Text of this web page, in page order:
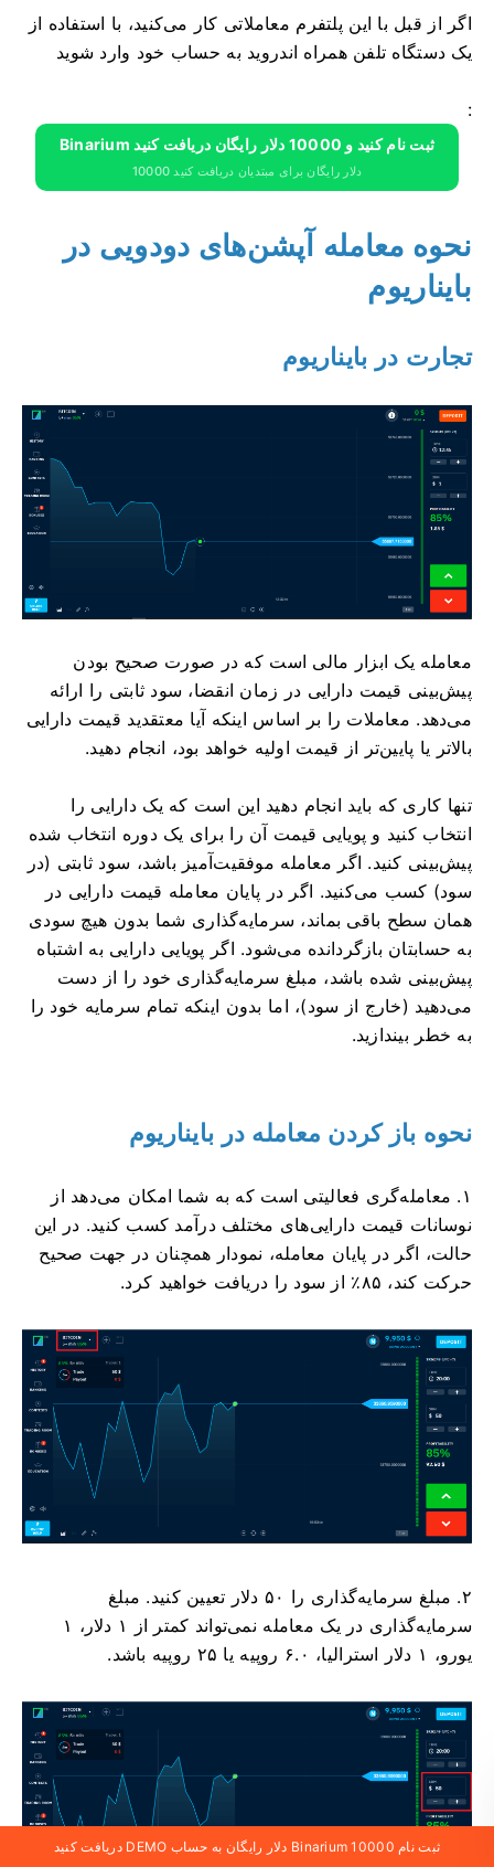
اگر از قبل با این پلتفرم معاملاتی کار می‌کنید، با استفاده از
یک دستگاه تلفن همراه اندروید به حساب خود وارد شوید
:
Binarium ثبت نام کنید و 10000 دلار رایگان دریافت کنید
10000 دلار رایگان برای مبتدیان دریافت کنید
نحوه معامله آپشن‌های دودویی در
بایناریوم
تجارت در بایناریوم
معامله یک ابزار مالی است که در صورت صحیح بودن
پیش‌بینی قیمت دارایی در زمان انقضا، سود ثابتی را ارائه
می‌دهد. معاملات را بر اساس اینکه آیا معتقدید قیمت دارایی
بالاتر یا پایین‌تر از قیمت اولیه خواهد بود، انجام دهید.
تنها کاری که باید انجام دهید این است که یک دارایی را
انتخاب کنید و پویایی قیمت آن را برای یک دوره انتخاب شده
پیش‌بینی کنید. اگر معامله موفقیت‌آمیز باشد، سود ثابتی (در
سود) کسب می‌کنید. اگر در پایان معامله قیمت دارایی در
همان سطح باقی بماند، سرمایه‌گذاری شما بدون هیچ سودی
به حسابتان بازگردانده می‌شود. اگر پویایی دارایی به اشتباه
پیش‌بینی شده باشد، مبلغ سرمایه‌گذاری خود را از دست
می‌دهید (خارج از سود)، اما بدون اینکه تمام سرمایه خود را
به خطر بیندازید.
نحوه باز کردن معامله در بایناریوم
۱. معامله‌گری فعالیتی است که به شما امکان می‌دهد از
نوسانات قیمت دارایی‌های مختلف درآمد کسب کنید. در این
حالت، اگر در پایان معامله، نمودار همچنان در جهت صحیح
حرکت کند، ۸۵٪ از سود را دریافت خواهید کرد.
۲. مبلغ سرمایه‌گذاری را ۵۰ دلار تعیین کنید. مبلغ
سرمایه‌گذاری در یک معامله نمی‌تواند کمتر از ۱ دلار، ۱
یورو، ۱ دلار استرالیا، ۶.۰ روپیه یا ۲۵ روپیه باشد.
ثبت نام Binarium 10000 دلار رایگان به حساب DEMO دریافت کنید